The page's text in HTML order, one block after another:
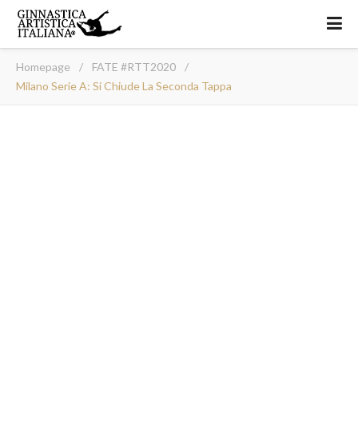
Homepage / FATE #RTT2020
/
Milano Serie A: Si Chiude La Seconda Tappa